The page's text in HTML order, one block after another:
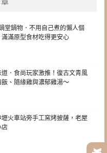
堂鍋物．不用自己煮的懶人個
滿原型食材吃得更安心
．食尚玩家激推！復古文青風
、隨緣雞與濃郁雞湯～
火車站旁手工窯烤披薩，老屋
店